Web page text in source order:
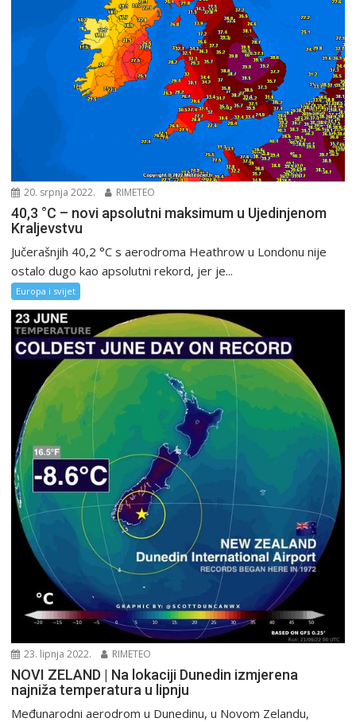
20. srpnja 2022. RIMETEO
40,3 °C – novi apsolutni maksimum u Ujedinjenom
Kraljevstvu
Jučerašnjih 40,2 °C s aerodroma Heathrow u Londonu nije
ostalo dugo kao apsolutni rekord, jer je...
Europa i svijet
23. lipnja 2022. RIMETEO
NOVI ZELAND | Na lokaciji Dunedin izmjerena
najniža temperatura u lipnju
Međunarodni aerodrom u Dunedinu, u Novom Zelandu,